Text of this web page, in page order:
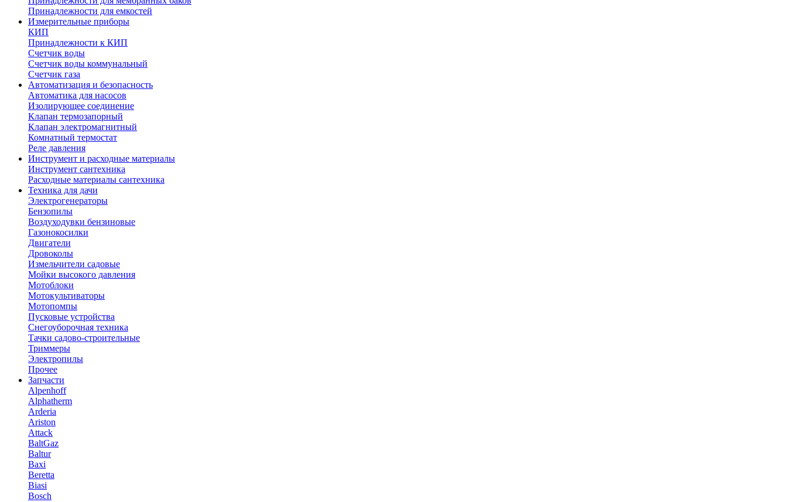
Принадлежности для емкостей
Измерительные приборы
КИП
Принадлежности к КИП
Счетчик воды
Счетчик воды коммунальный
Счетчик газа
Автоматизация и безопасность
Автоматика для насосов
Изолирующее соединение
Клапан термозапорный
Клапан электромагнитный
Комнатный термостат
Реле давления
Инструмент и расходные материалы
Инструмент сантехника
Расходные материалы сантехника
Техника для дачи
Электрогенераторы
Бензопилы
Воздуходувки бензиновые
Газонокосилки
Двигатели
Дровоколы
Измельчители садовые
Мойки высокого давления
Мотоблоки
Мотокультиваторы
Мотопомпы
Пусковые устройства
Снегоуборочная техника
Тачки садово-строительные
Триммеры
Электропилы
Прочее
Запчасти
Alpenhoff
Alphatherm
Arderia
Ariston
Attack
BaltGaz
Baltur
Baxi
Beretta
Biasi
Bosch